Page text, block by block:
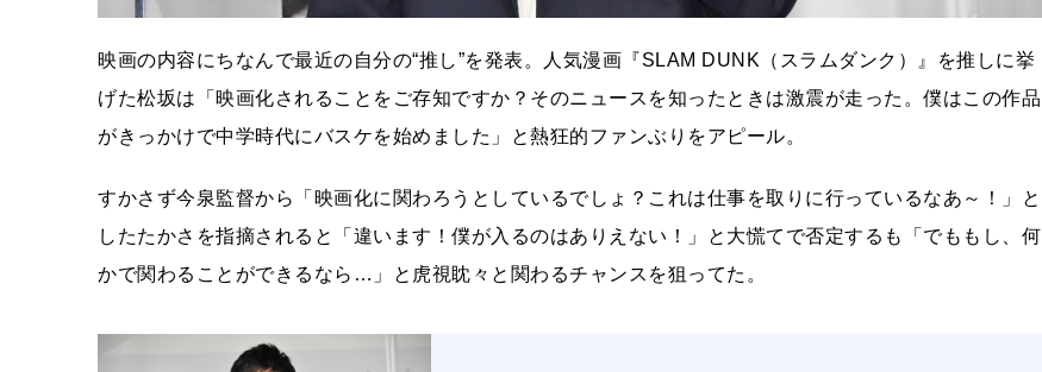
映画の内容にちなんで最近の自分の“推し”を発表。人気漫画『SLAM DUNK（スラムダンク）』を推しに挙
げた松坂は「映画化されることをご存知ですか？そのニュースを知ったときは激震が走った。僕はこの作品
がきっかけで中学時代にバスケを始めました」と熱狂的ファンぶりをアピール。
すかさず今泉監督から「映画化に関わろうとしているでしょ？これは仕事を取りに行っているなあ～！」と
したたかさを指摘されると「違います！僕が入るのはありえない！」と大慌てで否定するも「でももし、何
かで関わることができるなら…」と虎視眈々と関わるチャンスを狙ってた。